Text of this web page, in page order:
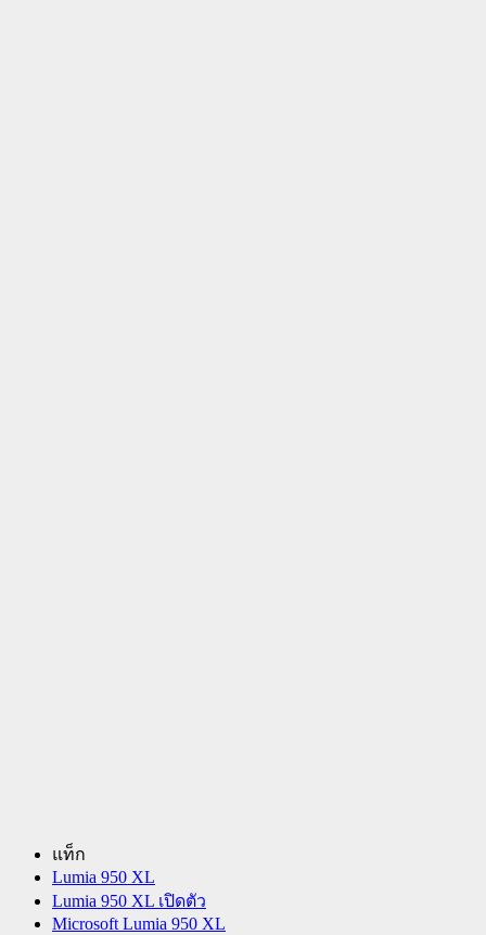
แท็ก
Lumia 950 XL
Lumia 950 XL เปิดตัว
Microsoft Lumia 950 XL